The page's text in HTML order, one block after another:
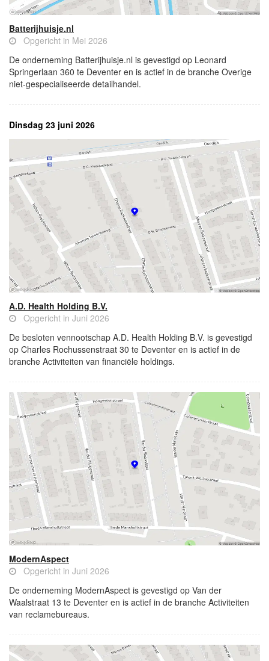
Batterijhuisje.nl
Opgericht in Mei 2026
De onderneming Batterijhuisje.nl is gevestigd op Leonard
Springerlaan 360 te Deventer en is actief in de branche Overige
niet-gespecialiseerde detailhandel.
Dinsdag 23 juni 2026
A.D. Health Holding B.V.
Opgericht in Juni 2026
De besloten vennootschap A.D. Health Holding B.V. is gevestigd
op Charles Rochussenstraat 30 te Deventer en is actief in de
branche Activiteiten van financiële holdings.
ModernAspect
Opgericht in Juni 2026
De onderneming ModernAspect is gevestigd op Van der
Waalstraat 13 te Deventer en is actief in de branche Activiteiten
van reclamebureaus.